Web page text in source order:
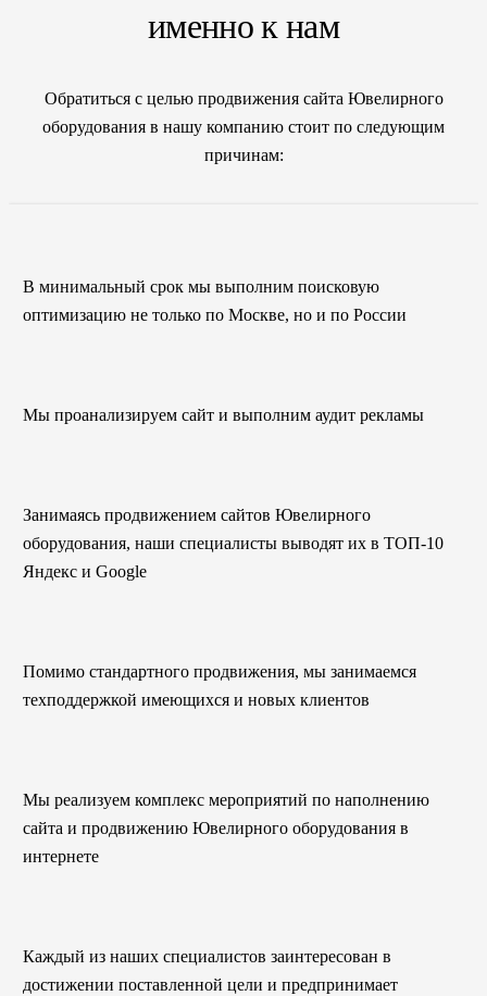
именно к нам
Обратиться с целью продвижения сайта Ювелирного
оборудования в нашу компанию стоит по следующим
причинам:
В минимальный срок мы выполним поисковую
оптимизацию не только по Москве, но и по России
Мы проанализируем сайт и выполним аудит рекламы
Занимаясь продвижением сайтов Ювелирного
оборудования, наши специалисты выводят их в ТОП-10
Яндекс и Google
Помимо стандартного продвижения, мы занимаемся
техподдержкой имеющихся и новых клиентов
Мы реализуем комплекс мероприятий по наполнению
сайта и продвижению Ювелирного оборудования в
интернете
Каждый из наших специалистов заинтересован в
достижении поставленной цели и предпринимает